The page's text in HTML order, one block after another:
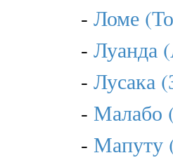
- Ломе
- Луанда
- Лусака
- Малабо
- Мапуту